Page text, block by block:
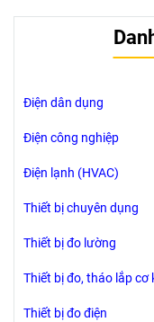
Điện dân dụng
Điện công nghiệp
Điện lạnh (HVAC)
Thiết bị chuyên dụng
Thiết bị đo lường
Thiết bị đo, tháo lắp cơ
Thiết bị đo điện